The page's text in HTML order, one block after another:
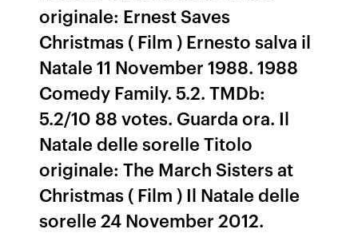
originale: Ernest Saves
Christmas ( Film ) Ernesto salva il
Natale 11 November 1988. 1988
Comedy Family. 5.2. TMDb:
5.2/10 88 votes. Guarda ora. Il
Natale delle sorelle Titolo
originale: The March Sisters at
Christmas ( Film ) Il Natale delle
sorelle 24 November 2012.